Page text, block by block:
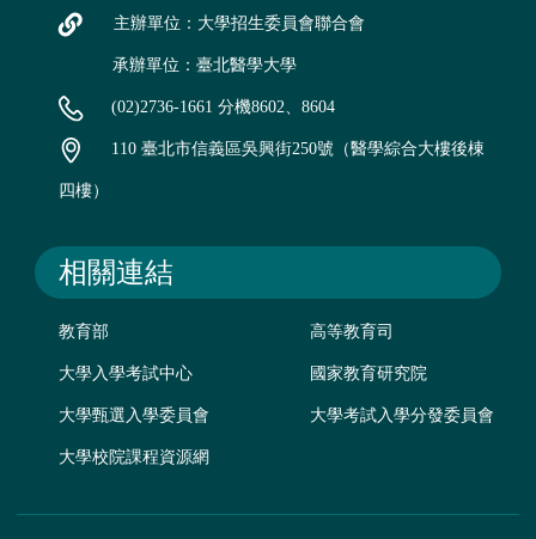
主辦單位：大學招生委員會聯合會
承辦單位：臺北醫學大學
(02)2736-1661 分機8602、8604
110 臺北市信義區吳興街250號（醫學綜合大樓後棟
四樓）
相關連結
教育部 高等教育司
大學入學考試中心 國家教育研究院
大學甄選入學委員會 大學考試入學分發委員會
大學校院課程資源網